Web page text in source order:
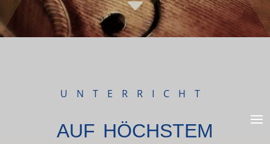
UNTERRICHT
auf höchstem